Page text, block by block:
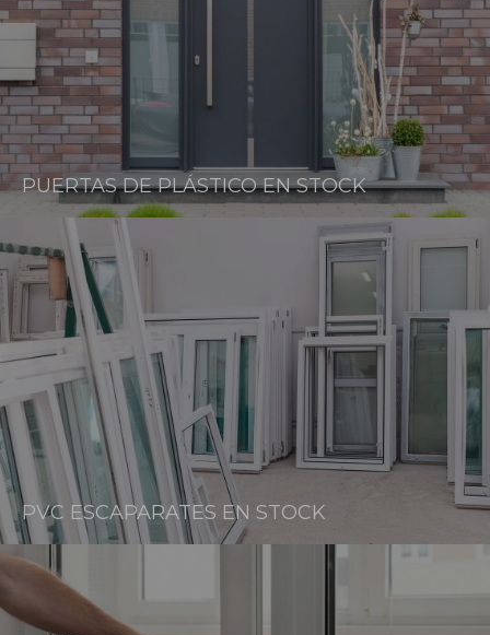
PUERTAS DE PLÁSTICO EN STOCK
PVC ESCAPARATES EN STOCK